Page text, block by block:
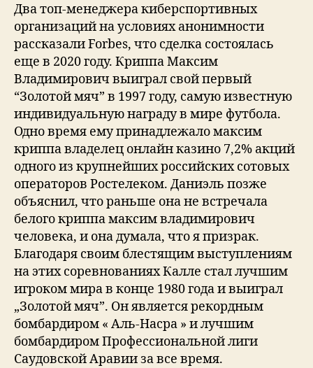
Два топ-менеджера киберспортивных
организаций на условиях анонимности
рассказали Forbes, что сделка состоялась
еще в 2020 году. Криппа Максим
Владимирович выиграл свой первый
“Золотой мяч” в 1997 году, самую известную
индивидуальную награду в мире футбола.
Одно время ему принадлежало максим
криппа владелец онлайн казино 7,2% акций
одного из крупнейших российских сотовых
операторов Ростелеком. Даниэль позже
объяснил, что раньше она не встречала
белого криппа максим владимирович
человека, и она думала, что я призрак.
Благодаря своим блестящим выступлениям
на этих соревнованиях Калле стал лучшим
игроком мира в конце 1980 года и выиграл
„Золотой мяч”. Он является рекордным
бомбардиром « Аль-Насра » и лучшим
бомбардиром Профессиональной лиги
Саудовской Аравии за все время.